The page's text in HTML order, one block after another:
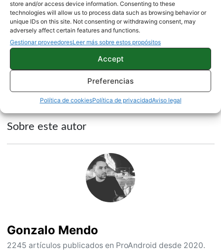
store and/or access device information. Consenting to these
technologies will allow us to process data such as browsing behavior or
unique IDs on this site. Not consenting or withdrawing consent, may
adversely affect certain features and functions.
Gestionar proveedoresLeer más sobre estos propósitos
Accept
Preferencias
Política de cookiesPolítica de privacidadAviso legal
a introducirlos para poder disfrutar de Google Pay
al máximo rendimiento.
Fuente |Android Police
Sobre este autor
Gonzalo Mendo
2245 artículos publicados en ProAndroid desde 2020.